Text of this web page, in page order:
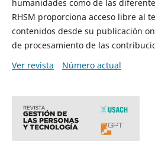
humanidades como de las
RHSM proporciona acceso libre al
contenidos desde su publicación
de procesamiento de las
Ver revista
Número actual